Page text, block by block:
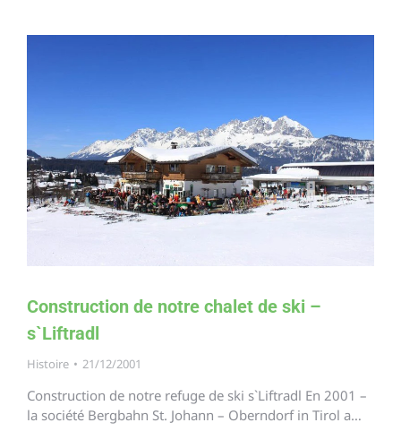
Construction de notre chalet de ski –
s`Liftradl
Histoire 21/12/2001
Construction de notre refuge de ski s`Liftradl En 2001 –
la société Bergbahn St. Johann – Oberndorf in Tirol a…